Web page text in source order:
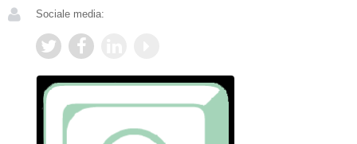
Sociale media: